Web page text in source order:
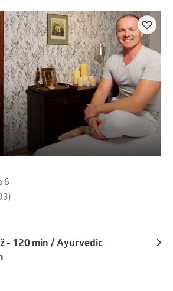
opačném případě je nutno
výši!
6
- 120 min / Ayurvedic